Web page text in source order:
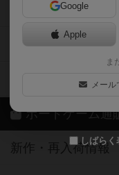
Google
Apple
ま
メール
しばらく
ボドとも・会員一
ボードゲーム業界
ボドゲーマご利用
ボードゲーム通
新作・再入荷情報